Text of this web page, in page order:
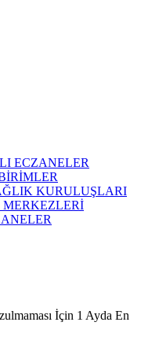
ECZANELER
KURULUŞLARI
MERKEZLERİ
İçin 1 Ayda En